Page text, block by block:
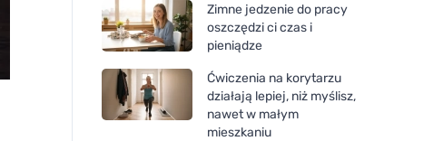
Zimne jedzenie do pracy
oszczędzi ci czas i
pieniądze
Ćwiczenia na korytarzu
działają lepiej, niż myślisz,
nawet w małym
mieszkaniu